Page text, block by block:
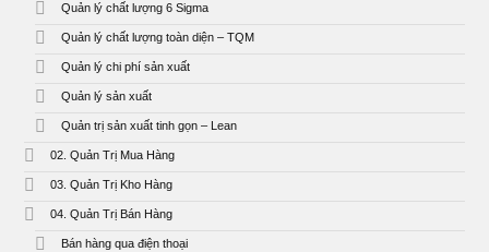
Quản lý chất lượng 6 Sigma
Quản lý chất lượng toàn diện – TQM
Quản lý chi phí sản xuất
Quản lý sản xuất
Quản trị sản xuất tinh gọn – Lean
02. Quản Trị Mua Hàng
03. Quản Trị Kho Hàng
04. Quản Trị Bán Hàng
Bán hàng qua điện thoại